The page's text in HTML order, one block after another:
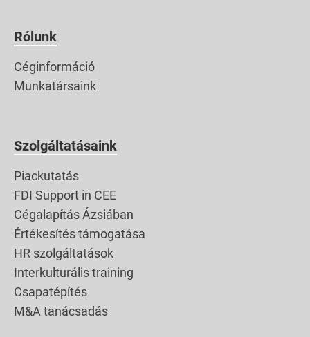
Rólunk
Céginformáció
Munkatársaink
Szolgáltatásaink
Piackutatás
FDI Support in CEE
Cégalapítás Ázsiában
Értékesítés támogatása
HR szolgáltatások
Interkulturális training
Csapatépítés
M&A tanácsadás